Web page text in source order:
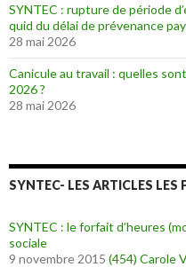
SYNTEC : rupture de période
quid du délai de prévenance
28 mai 2026
Canicule au travail : quelles
2026 ?
28 mai 2026
SYNTEC- LES ARTICLES LES
SYNTEC : le forfait d’heures
sociale
9 novembre 2015 (454) Carole